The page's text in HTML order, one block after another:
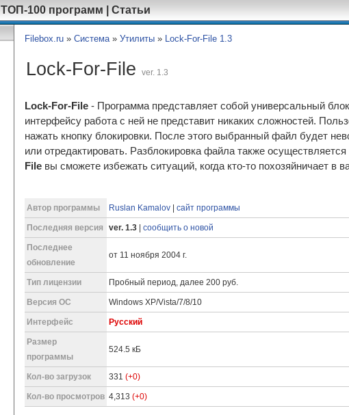
ТОП-100 программ Статьи
Filebox.ru » Система» Утилиты » Lock-For-File 1.3
Lock-For-File ver. 1.3
Lock-For-File - Программа представляет собой универсальный
интерфейсу работа с ней не представит никаких сложностей.
нажать кнопку блокировки. После этого выбранный файл будет
или отредактировать. Разблокировка файла также
File вы сможете избежать ситуаций, когда кто-то похозяйничает в
Автор программы Ruslan Kamalov сайт программы
Последняя версия ver. 1.3 сообщить о новой
Последнее
обновление
от 11 ноября 2004 г.
Тип лицензии Пробный период, далее 200 руб.
Версия ОС Windows XP/Vista/7/8/10
Интерфейс Русский
Размер
программы
524.5 кБ
Кол-во загрузок 331 (+0)
Кол-во просмотров 4,313 (+0)